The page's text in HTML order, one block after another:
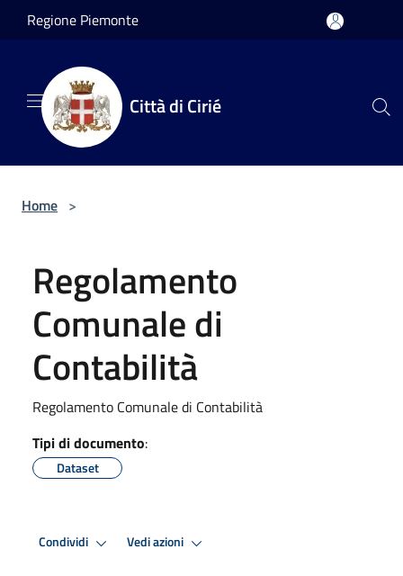
Salta al contenuto principale
Regione Piemonte
Città di Cirié
Home >
Regolamento
Comunale di
Contabilità
Regolamento Comunale di Contabilità
Tipi di documento:
Dataset
Condividi Vedi azioni